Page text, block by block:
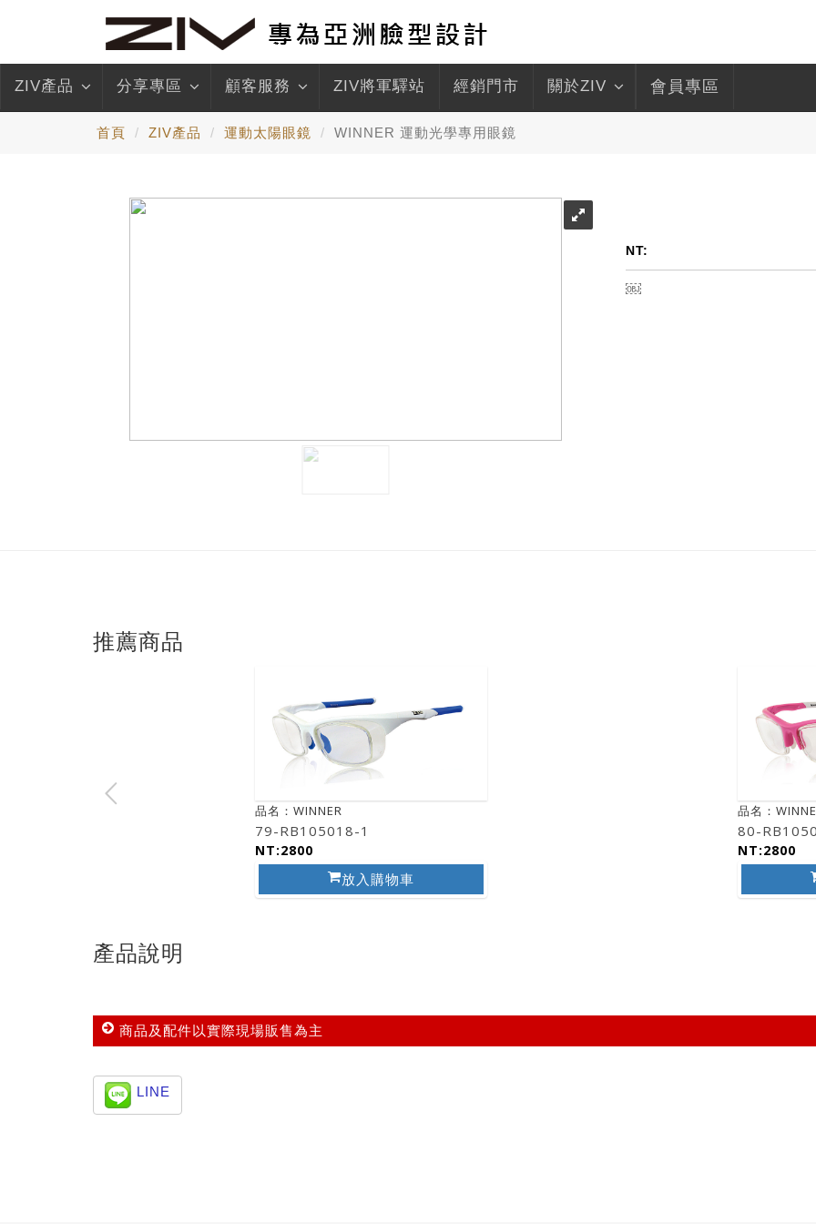
ZIV產品 分享專區 顧客服務 ZIV將軍驛站 經銷門市 關於ZIV 會員專區
首頁 ZIV產品 運動太陽眼鏡 WINNER 運動光學專用眼鏡
NT:
￼
推薦商品
品名：WINNER
79-RB105018-1
NT:2800
放入購物車
品名：
80-
NT:2800
產品說明
商品及配件以實際現場販售為主
LINE